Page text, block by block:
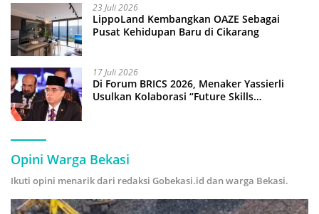
23 Juli 2026
LippoLand Kembangkan OAZE Sebagai
Pusat Kehidupan Baru di Cikarang
17 Juli 2026
Di Forum BRICS 2026, Menaker Yassierli
Usulkan Kolaborasi “Future Skills
Opini Warga Bekasi
Ikuti opini menarik dari redaksi Gobekasi.id dan warga Bekasi.